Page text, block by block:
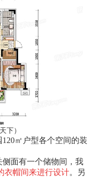
下）
㎡户型各个空间的装
面有一个储物间，我
衣帽间来进行设计。另